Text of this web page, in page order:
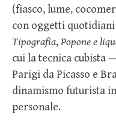
(fiasco, lume,
con oggetti
Tipografia,Popone e
cui la tecnica cubista
Parigi da Picasso e
dinamismo futurista
personale.